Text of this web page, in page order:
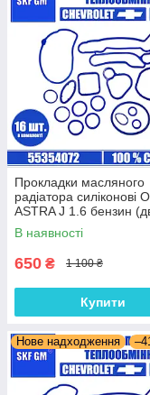
Прокладки масляного
радіатора силіконові
ASTRA J 1.6 бензин
A18XER) комплект 16
В наявності
650 ₴ 1 100 ₴
Купити
Нове надходження